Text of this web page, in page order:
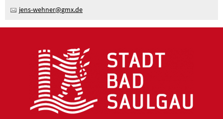
j ns-w hn r gmxd